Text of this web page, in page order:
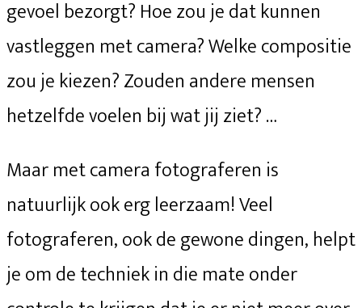
gevoel bezorgt? Hoe zou je dat kunnen
vastleggen met camera? Welke compositie
zou je kiezen? Zouden andere mensen
hetzelfde voelen bij wat jij ziet? …
Maar met camera fotograferen is
natuurlijk ook erg leerzaam! Veel
fotograferen, ook de gewone dingen, helpt
je om de techniek in die mate onder